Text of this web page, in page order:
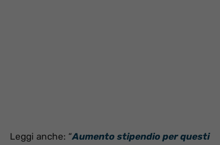
Leggi anche: “Aumento stipendio per questi